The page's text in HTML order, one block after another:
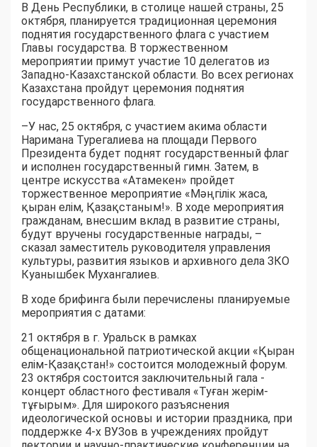
В День Республики, в столице нашей страны, 25
октября, планируется традиционная церемония
поднятия государственного флага с участием
Главы государства. В торжественном
мероприятии примут участие 10 делегатов из
Западно-Казахстанской области. Во всех регионах
Казахстана пройдут церемония поднятия
государственного флага.
–У нас, 25 октября, с участием акима области
Наримана Турегалиева на площади Первого
Президента будет поднят государственный флаг
и исполнен государственный гимн. Затем, в
центре искусства «Атамекен» пройдет
торжественное мероприятие «Мәңгілік жаса,
қыран елім, Қазақстаным!». В ходе мероприятия
гражданам, внесшим вклад в развитие страны,
будут вручены государственные награды, –
сказал заместитель руководителя управления
культуры, развития языков и архивного дела ЗКО
Куанышбек Мухангалиев.
В ходе брифинга были перечислены планируемые
мероприятия с датами:
21 октября в г. Уральск в рамках
общенациональной патриотической акции «Қыран
елім-Қазақстан!» состоится молодежный форум.
23 октября состоится заключительный гала -
концерт областного фестиваля «Туған жерім-
тұғырым». Для широкого разъяснения
идеологической основы и истории праздника, при
поддержке 4-х ВУЗов в учреждениях пройдут